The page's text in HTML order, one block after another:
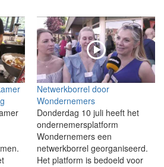
Netwerkborrel door
Wondernemers
Donderdag 10 juli heeft het
ondernemersplatform
Wondernemers een
netwerkborrel georganiseerd.
Het platform is bedoeld voor